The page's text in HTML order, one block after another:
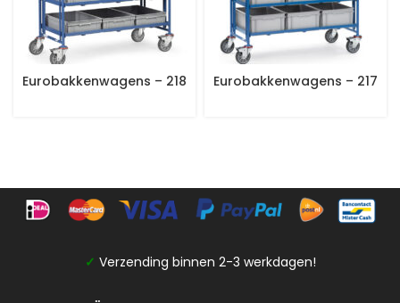
Eurobakkenwagens – 218 Eurobakkenwagens – 217
✓ Verzending binnen 2-3 werkdagen!